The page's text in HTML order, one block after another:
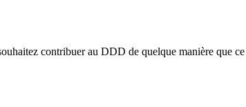
contribuer au DDD de quelque manière que